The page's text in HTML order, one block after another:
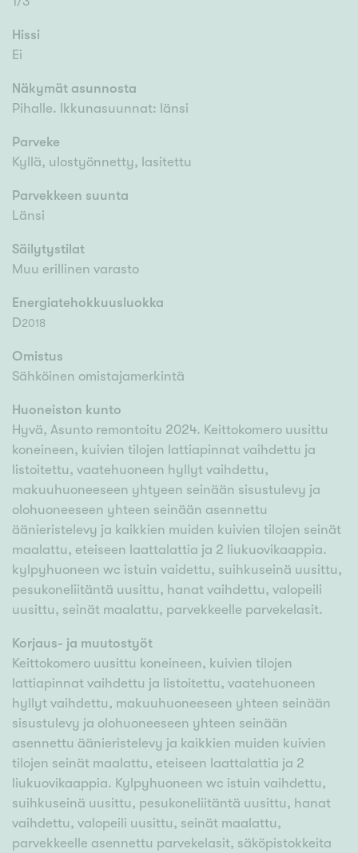
Hissi
Ei
Näkymät asunnosta
Pihalle. Ikkunasuunnat: länsi
Parveke
Kyllä, ulostyönnetty, lasitettu
Parvekkeen suunta
Länsi
Säilytystilat
Muu erillinen varasto
Energiatehokkuusluokka
D2018
Omistus
Sähköinen omistajamerkintä
Huoneiston kunto
Hyvä, Asunto remontoitu 2024. Keittokomero uusittu
koneineen, kuivien tilojen lattiapinnat vaihdettu ja
listoitettu, vaatehuoneen hyllyt vaihdettu,
makuuhuoneeseen yhtyeen seinään sisustulevy ja
olohuoneeseen yhteen seinään asennettu
äänieristelevy ja kaikkien muiden kuivien tilojen seinät
maalattu, eteiseen laattalattia ja 2 liukuovikaappia.
kylpyhuoneen wc istuin vaidettu, suihkuseinä uusittu,
pesukoneliitäntä uusittu, hanat vaihdettu, valopeili
uusittu, seinät maalattu, parvekkeelle parvekelasit.
Korjaus- ja muutostyöt
Keittokomero uusittu koneineen, kuivien tilojen
lattiapinnat vaihdettu ja listoitettu, vaatehuoneen
hyllyt vaihdettu, makuuhuoneeseen yhteen seinään
sisustulevy ja olohuoneeseen yhteen seinään
asennettu äänieristelevy ja kaikkien muiden kuivien
tilojen seinät maalattu, eteiseen laattalattia ja 2
liukuovikaappia. Kylpyhuoneen wc istuin vaihdettu,
suihkuseinä uusittu, pesukoneliitäntä uusittu, hanat
vaihdettu, valopeili uusittu, seinät maalattu,
parvekkeelle asennettu parvekelasit, säköpistokkeita